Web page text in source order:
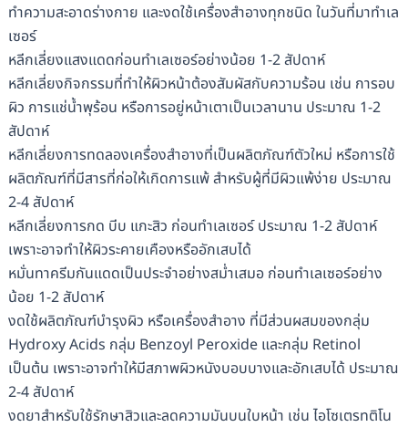
ทำความสะอาดร่างกาย และงดใช้เครื่องสำอางทุกชนิด ในวันที่มาทำเล
เซอร์
หลีกเลี่ยงแสงแดดก่อนทำเลเซอร์อย่างน้อย 1-2 สัปดาห์
หลีกเลี่ยงกิจกรรมที่ทำให้ผิวหน้าต้องสัมผัสกับความร้อน เช่น การอบ
ผิว การแช่น้ำพุร้อน หรือการอยู่หน้าเตาเป็นเวลานาน ประมาณ 1-2
สัปดาห์
หลีกเลี่ยงการทดลองเครื่องสำอางที่เป็นผลิตภัณฑ์ตัวใหม่ หรือการใช้
ผลิตภัณฑ์ที่มีสารที่ก่อให้เกิดการแพ้ สำหรับผู้ที่มีผิวแพ้ง่าย ประมาณ
2-4 สัปดาห์
หลีกเลี่ยงการกด บีบ แกะสิว ก่อนทำเลเซอร์ ประมาณ 1-2 สัปดาห์
เพราะอาจทำให้ผิวระคายเคืองหรืออักเสบได้
หมั่นทาครีมกันแดดเป็นประจำอย่างสม่ำเสมอ ก่อนทำเลเซอร์อย่าง
น้อย 1-2 สัปดาห์
งดใช้ผลิตภัณฑ์บำรุงผิว หรือเครื่องสำอาง ที่มีส่วนผสมของกลุ่ม
Hydroxy Acids กลุ่ม Benzoyl Peroxide และกลุ่ม Retinol
เป็นต้น เพราะอาจทำให้มีสภาพผิวหนังบอบบางและอักเสบได้ ประมาณ
2-4 สัปดาห์
งดยาสำหรับใช้รักษาสิวและลดความมันบนใบหน้า เช่น ไอโซเตรทติโน